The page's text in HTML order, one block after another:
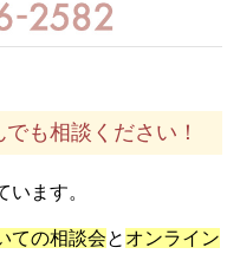
も相談ください！
ます。
ての相談会と オンライン